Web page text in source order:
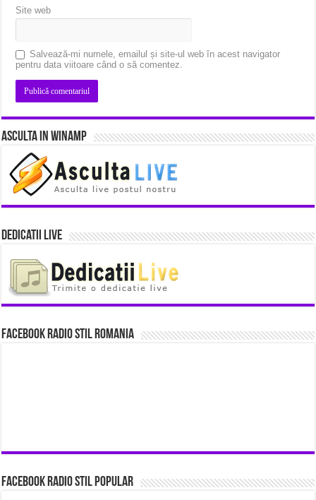
Site web
Salvează-mi numele, emailul și site-ul web în acest navigator
pentru data viitoare când o să comentez.
Asculta in Winamp
Dedicatii Live
Facebook Radio Stil Romania
Facebook Radio Stil Popular